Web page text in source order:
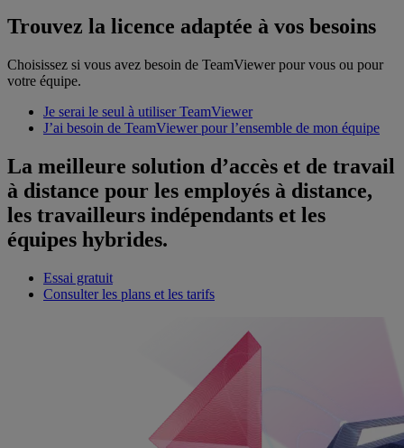
Trouvez la licence adaptée à vos besoins
Choisissez si vous avez besoin de TeamViewer pour vous ou pour
votre équipe.
Je serai le seul à utiliser TeamViewer
J’ai besoin de TeamViewer pour l’ensemble de mon équipe
La meilleure solution d’accès et de travail
à distance pour les employés à distance,
les travailleurs indépendants et les
équipes hybrides.
Essai gratuit
Consulter les plans et les tarifs